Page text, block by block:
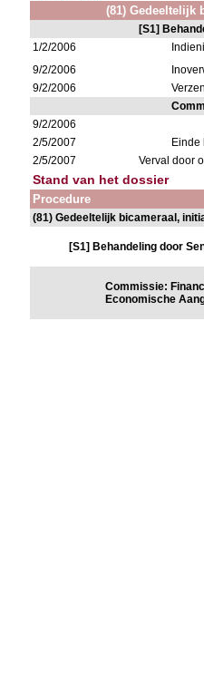
(81) Gedeeltelijk
[S1]
1/2/2006
9/2/2006
9/2/2006
9/2/2006
2/5/2007
Einde
2/5/2007
Verval door
Stand van het dossier
Procedure
(81) Gedeeltelijk bicameraal,
[S1] Behandeling door
Commissie:
Economische